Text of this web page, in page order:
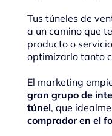
Tus túneles de
a un camino que
producto o
optimizarlo tanto
El marketing
gran grupo de
túnel, que
comprador en el